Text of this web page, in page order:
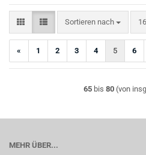
Sortieren nach
Sortieren nach
« 1 2 3 4 5 6
65 bis 80 (von
MEHR ÜBER...